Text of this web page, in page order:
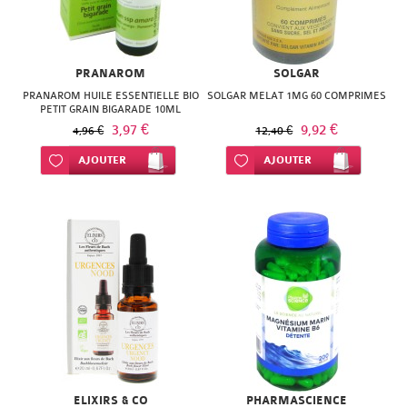
NATURACTIVE
NATURAL
NATURE'S
PLUS
NUTRISANTE
OENOBIOL
OM3
BAIN
LE
SENS
DES
FLEURS
&
FORM
NATESSANCE
PRANAROM
PRANAROM HUILE ESSENTIELLE BIO
PETIT GRAIN BIGARADE 10ML
4,96 € 3,97 €
Ajouter à ma liste d’envie
AJOUTER
SOLGAR
SOLGAR MELAT 1MG 60 COMPRIMES
12,40 € 9,92 €
Ajouter à ma liste d’envie
AJOUTER
ELIXIRS & CO PHARMASCIENCE